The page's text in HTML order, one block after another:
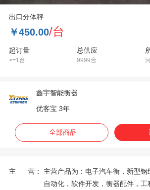
出口分体秤
￥450.00/台
起订量
>=1台
总供应
9999台
鑫宇智能衡器
优客宝 3年
全部商品
主 营：
主营产品为：电子汽车衡，新型
自动化，软件开发，衡器配件，工